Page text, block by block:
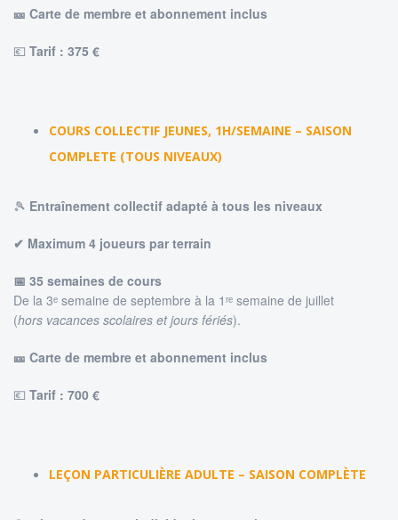
🎫 Carte de membre et abonnement inclus
💶 Tarif : 375 €
COURS COLLECTIF JEUNES, 1H/SEMAINE – SAISON
COMPLETE (TOUS NIVEAUX)
🎾 Entraînement collectif adapté à tous les niveaux
✔ Maximum 4 joueurs par terrain
📅 35 semaines de cours
De la 3ᵉ semaine de septembre à la 1ʳᵉ semaine de juillet
(hors vacances scolaires et jours fériés).
🎫 Carte de membre et abonnement inclus
💶 Tarif : 700 €
LEÇON PARTICULIÈRE ADULTE – SAISON COMPLÈTE